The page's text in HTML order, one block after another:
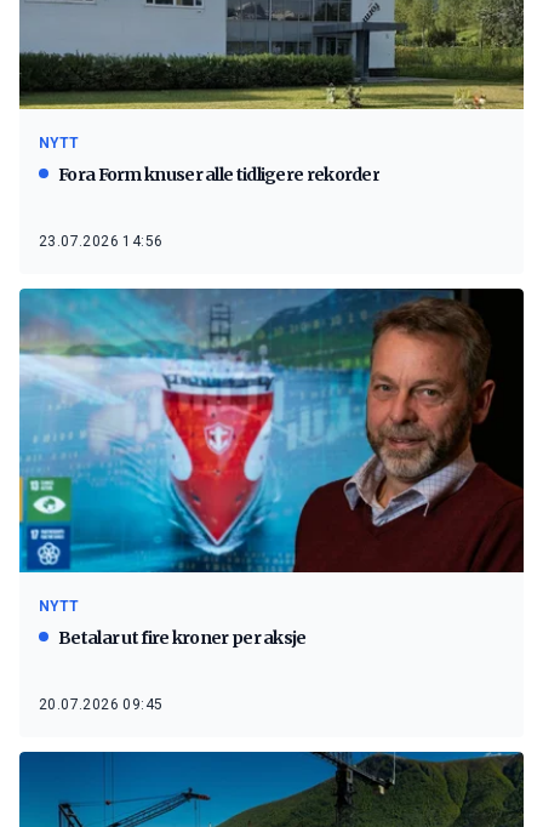
NYTT
Fora Form knuser alle tidligere rekorder
23.07.2026 14:56
NYTT
Betalar ut fire kroner per aksje
20.07.2026 09:45